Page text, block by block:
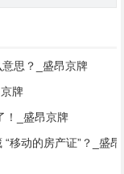
思？_盛昂京牌
牌
！_盛昂京牌
移动的房产证”？_盛昂